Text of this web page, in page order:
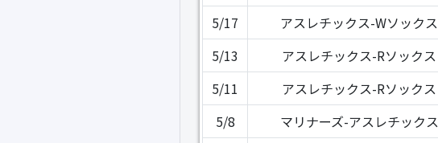
5/17
アスレチックス-Wソックス
5/13
アスレチックス-Rソックス
5/11
アスレチックス-Rソックス
5/8
マリナーズ-アスレチックス